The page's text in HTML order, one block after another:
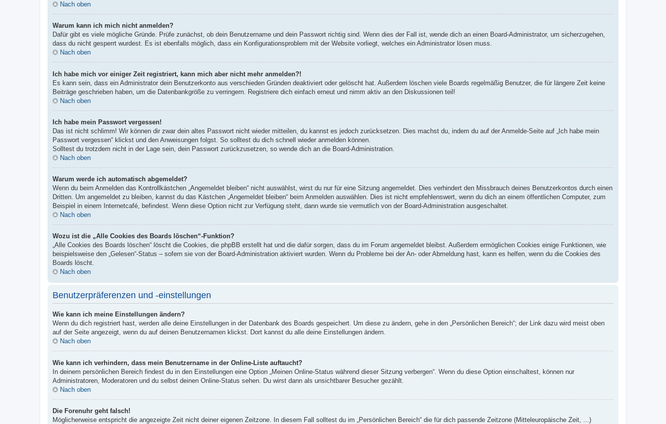
Nach oben
Warum kann ich mich nicht anmelden?
Dafür gibt es viele mögliche Gründe. Prüfe zunächst, ob dein Benutzername und dein Passwort richtig sind. Wenn dies der Fall ist, wende dich an einen Board-Administrator, um sicherzugehen,
dass du nicht gesperrt wurdest. Es ist ebenfalls möglich, dass ein Konfigurationsproblem mit der Website vorliegt, welches ein Administrator lösen muss.
Nach oben
Ich habe mich vor einiger Zeit registriert, kann mich aber nicht mehr anmelden?!
Es kann sein, dass ein Administrator dein Benutzerkonto aus verschieden Gründen deaktiviert oder gelöscht hat. Außerdem löschen viele Boards regelmäßig Benutzer, die für längere Zeit keine
Beiträge geschrieben haben, um die Datenbankgröße zu verringern. Registriere dich einfach erneut und nimm aktiv an den Diskussionen teil!
Nach oben
Ich habe mein Passwort vergessen!
Das ist nicht schlimm! Wir können dir zwar dein altes Passwort nicht wieder mitteilen, du kannst es jedoch zurücksetzen. Dies machst du, indem du auf der Anmelde-Seite auf „Ich habe mein
Passwort vergessen“ klickst und den Anweisungen folgst. So solltest du dich schnell wieder anmelden können.
Solltest du trotzdem nicht in der Lage sein, dein Passwort zurückzusetzen, so wende dich an die Board-Administration.
Nach oben
Warum werde ich automatisch abgemeldet?
Wenn du beim Anmelden das Kontrollkästchen „Angemeldet bleiben“ nicht auswählst, wirst du nur für eine Sitzung angemeldet. Dies verhindert den Missbrauch deines Benutzerkontos durch einen
Dritten. Um angemeldet zu bleiben, kannst du das Kästchen „Angemeldet bleiben“ beim Anmelden auswählen. Dies ist nicht empfehlenswert, wenn du dich an einem öffentlichen Computer, zum
Beispiel in einem Internetcafé, befindest. Wenn diese Option nicht zur Verfügung steht, dann wurde sie vermutlich von der Board-Administration ausgeschaltet.
Nach oben
Wozu ist die „Alle Cookies des Boards löschen“-Funktion?
„Alle Cookies des Boards löschen“ löscht die Cookies, die phpBB erstellt hat und die dafür sorgen, dass du im Forum angemeldet bleibst. Außerdem ermöglichen Cookies einige Funktionen, wie
beispielsweise den „Gelesen“-Status – sofern sie von der Board-Administration aktiviert wurden. Wenn du Probleme bei der An- oder Abmeldung hast, kann es helfen, wenn du die Cookies des
Boards löscht.
Nach oben
Benutzerpräferenzen und -einstellungen
Wie kann ich meine Einstellungen ändern?
Wenn du dich registriert hast, werden alle deine Einstellungen in der Datenbank des Boards gespeichert. Um diese zu ändern, gehe in den „Persönlichen Bereich“; der Link dazu wird meist oben
auf der Seite angezeigt, wenn du auf deinen Benutzernamen klickst. Dort kannst du alle deine Einstellungen ändern.
Nach oben
Wie kann ich verhindern, dass mein Benutzername in der Online-Liste auftaucht?
In deinem persönlichen Bereich findest du in den Einstellungen eine Option „Meinen Online-Status während dieser Sitzung verbergen“. Wenn du diese Option einschaltest, können nur
Administratoren, Moderatoren und du selbst deinen Online-Status sehen. Du wirst dann als unsichtbarer Besucher gezählt.
Nach oben
Die Forenuhr geht falsch!
Möglicherweise entspricht die angezeigte Zeit nicht deiner eigenen Zeitzone. In diesem Fall solltest du im „Persönlichen Bereich“ die für dich passende Zeitzone (Mitteleuropäische Zeit, ...)